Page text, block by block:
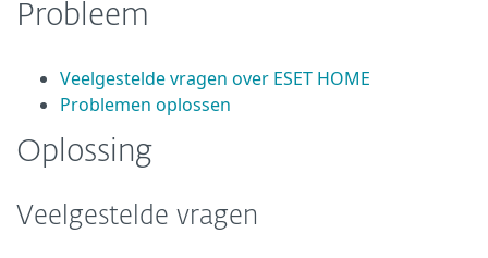
Probleem
Veelgestelde vragen over ESET HOME
Problemen oplossen
Oplossing
Veelgestelde vragen